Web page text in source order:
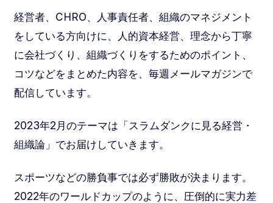
経営者、CHRO、人事責任者、組織のマネジメント
をしている方向けに、人的資本経営、理念から丁寧
に会社づくり、組織づくりをするためのポイント、
コツなどをまとめた内容を、毎週メールマガジンで
配信しています。
2023年2月のテーマは「スラムダンクに見る経営・
組織論」でお届けしていきます。
スポーツなどの勝負事では必ず勝敗が決まります。
2022年のワールドカップのように、圧倒的に実力差